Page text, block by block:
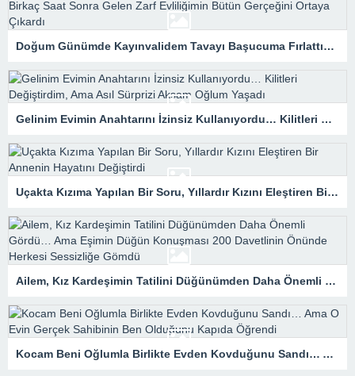
Doğum Günümde Kayınvalidem Tavayı Başucuma Fırlattı… Birkaç Saat Sonra Gelen Zarf Evliliğimin Bütün Gerçeğini Ortaya Çıkardı
Gelinim Evimin Anahtarını İzinsiz Kullanıyordu… Kilitleri Değiştirdim, Ama Asıl Sürprizi Akşam Oğlum Yaşadı
Uçakta Kızıma Yapılan Bir Soru, Yıllardır Kızını Eleştiren Bir Annenin Hayatını Değiştirdi
Ailem, Kız Kardeşimin Tatilini Düğünümden Daha Önemli Gördü… Ama Eşimin Düğün Konuşması 200 Davetlinin Önünde Herkesi Sessizliğe Gömdü
Kocam Beni Oğlumla Birlikte Evden Kovduğunu Sandı… Ama O Evin Gerçek Sahibinin Ben Olduğunu Kapıda Öğrendi